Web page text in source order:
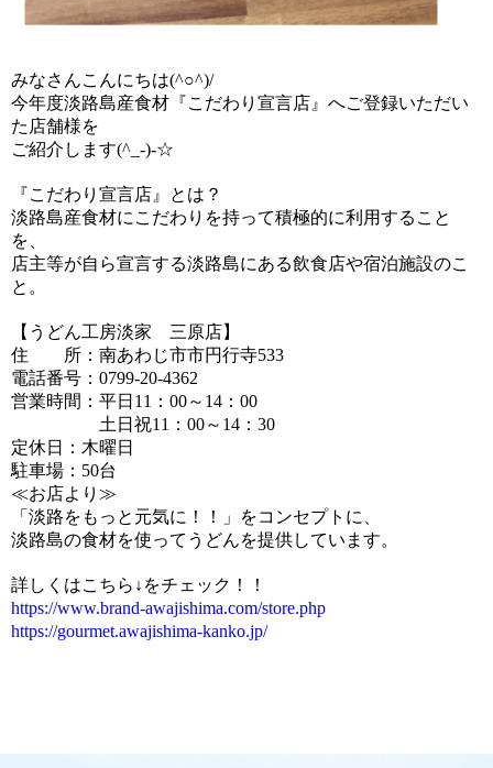
みなさんこんにちは(^○^)/
今年度淡路島産食材『こだわり宣言店』へご登録いただい
た店舗様を
ご紹介します(^_-)-☆
『こだわり宣言店』とは？
淡路島産食材にこだわりを持って積極的に利用すること
を、
店主等が自ら宣言する淡路島にある飲食店や宿泊施設のこ
と。
【うどん工房淡家 三原店】
住 所：南あわじ市市円行寺533
電話番号：0799-20-4362
営業時間：平日11：00～14：00
土日祝11：00～14：30
定休日：木曜日
駐車場：50台
≪お店より≫
「淡路をもっと元気に！！」をコンセプトに、
淡路島の食材を使ってうどんを提供しています。
詳しくはこちら↓をチェック！！
https://www.brand-awajishima.com/store.php
https://gourmet.awajishima-kanko.jp/